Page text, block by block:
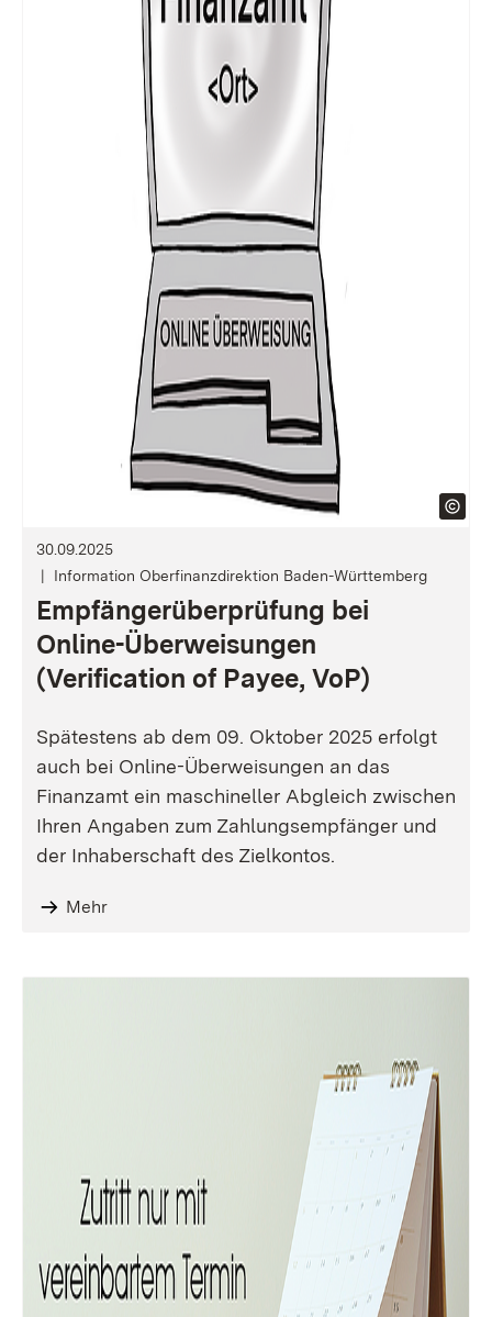
30.09.2025
Information Oberfinanzdirektion Baden-Württemberg
Empfängerüberprüfung bei
Online-Überweisungen
(Verification of Payee, VoP)
Spätestens ab dem 09. Oktober 2025 erfolgt
auch bei Online-Überweisungen an das
Finanzamt ein maschineller Abgleich zwischen
Ihren Angaben zum Zahlungsempfänger und
der Inhaberschaft des Zielkontos.
Mehr